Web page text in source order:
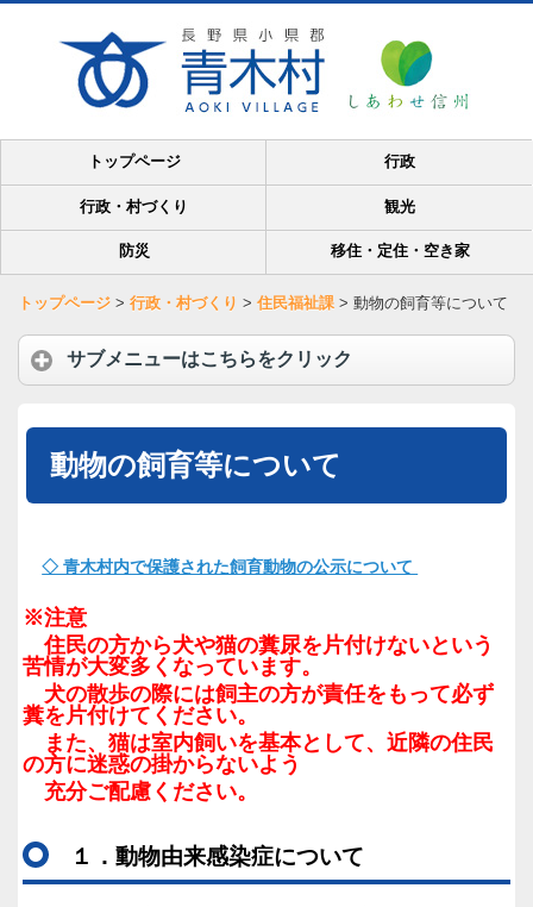
トップページ 行政
行政・村づくり 観光
防災 移住・定住・空き家
トップページ > 行政・村づくり > 住民福祉課 > 動物の飼育等について
サブメニューはこちらをクリック
動物の飼育等について
◇ 青木村内で保護された飼育動物の公示について
※注意
住民の方から犬や猫の糞尿を片付けないという
苦情が大変多くなっています。
犬の散歩の際には飼主の方が責任をもって必ず
糞を片付けてください。
また、猫は室内飼いを基本として、近隣の住民
の方に迷惑の掛からないよう
充分ご配慮ください。
１．動物由来感染症について